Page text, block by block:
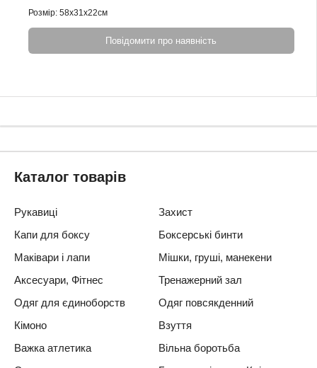
Розмір: 58х31х22см
Повідомити про наявність
Каталог товарів
Рукавиці
Захист
Капи для боксу
Боксерські бинти
Маківари і лапи
Мішки, груші, манекени
Аксесуари, Фітнес
Тренажерний зал
Одяг для єдиноборств
Одяг повсякденний
Кімоно
Взуття
Важка атлетика
Вільна боротьба